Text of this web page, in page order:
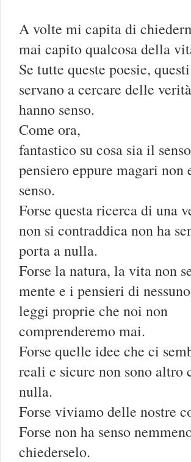
A volte mi capita di
mai capito qualcosa della
Se tutte queste poesie,
servano a cercare delle
hanno senso.
Come ora,
fantastico su cosa sia il
pensiero eppure magari non
senso.
Forse questa ricerca di una
non si contraddica non ha
porta a nulla.
Forse la natura, la vita non
mente e i pensieri di
leggi proprie che noi non
comprenderemo mai.
Forse quelle idee che ci
reali e sicure non sono altro
nulla.
Forse viviamo delle nostre
Forse non ha senso
chiederselo.